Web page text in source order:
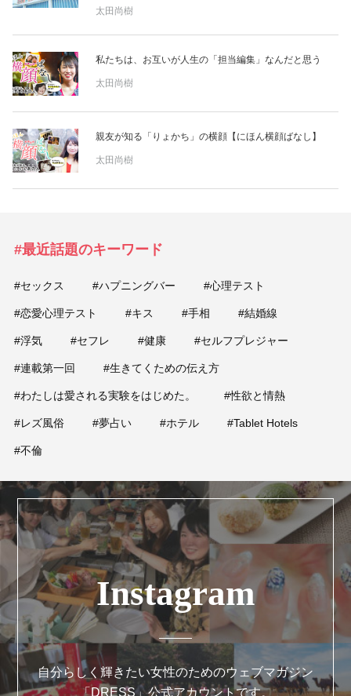
性と愛
ゲーム
太田尚樹
私たちは、お互いが人生の「担当編集」なんだと思う
太田尚樹
親友が知る「りょかち」の横顔【にほん横顔ばなし】
太田尚樹
#最近話題のキーワード
#セックス #ハプニングバー #心理テスト
#恋愛心理テスト #キス #手相 #結婚線
#浮気 #セフレ #健康 #セルフプレジャー
#連載第一回 #生きてくための伝え方
#わたしは愛される実験をはじめた。 #性欲と情熱
#レズ風俗 #夢占い #ホテル #Tablet Hotels
#不倫
Instagram
自分らしく輝きたい女性のためのウェブマガジン
「DRESS」公式アカウントです。